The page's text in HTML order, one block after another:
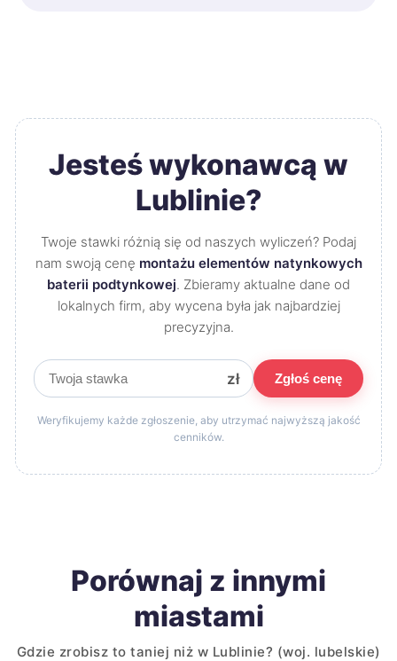
Jesteś wykonawcą w
Lublinie?
Twoje stawki różnią się od naszych wyliczeń? Podaj
nam swoją cenę montażu elementów natynkowych
baterii podtynkowej. Zbieramy aktualne dane od
lokalnych firm, aby wycena była jak najbardziej
precyzyjna.
zł Zgłoś cenę
Weryfikujemy każde zgłoszenie, aby utrzymać najwyższą jakość
cenników.
Porównaj z innymi
miastami
Gdzie zrobisz to taniej niż w Lublinie? (woj. lubelskie)